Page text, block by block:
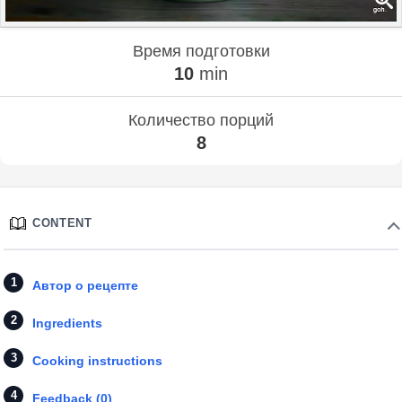
Время подготовки
10 min
Количество порций
8
CONTENT
Автор о рецепте
Ingredients
Cooking instructions
Feedback (0)